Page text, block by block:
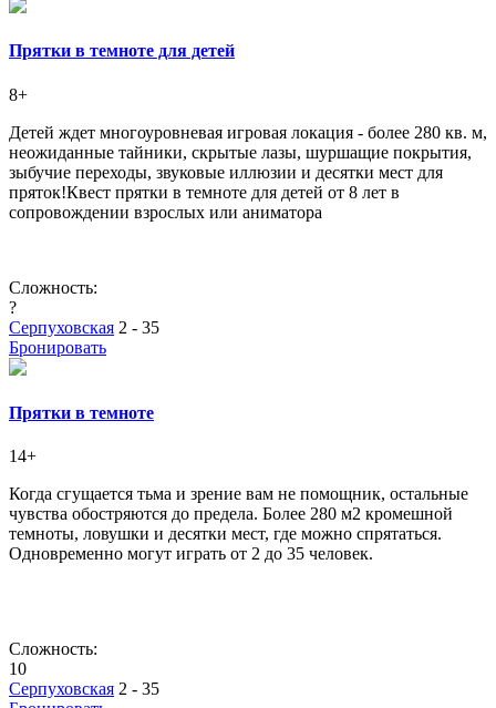
Прятки в темноте для детей
8+
Детей ждет многоуровневая игровая локация - более 280 кв. м,
неожиданные тайники, скрытые лазы, шуршащие покрытия,
зыбучие переходы, звуковые иллюзии и десятки мест для
пряток!Квест прятки в темноте для детей от 8 лет в
сопровождении взрослых или аниматора
Сложность:
?
Серпуховская 2 - 35
Бронировать
Прятки в темноте
14+
Когда сгущается тьма и зрение вам не помощник, остальные
чувства обостряются до предела. Более 280 м2 кромешной
темноты, ловушки и десятки мест, где можно спрятаться.
Одновременно могут играть от 2 до 35 человек.
Сложность:
10
Серпуховская 2 - 35